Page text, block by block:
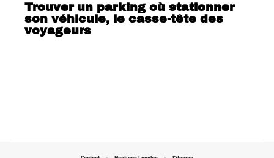
Trouver un parking où stationner
son véhicule, le casse-tête des
voyageurs